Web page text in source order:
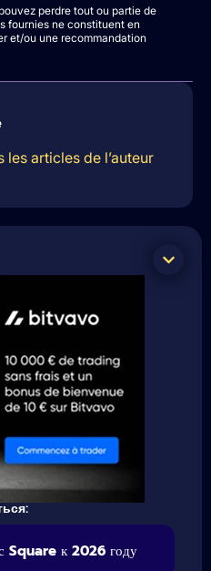
perdre tout ou partie de
fournies ne constituent en
et/ou une recommandation
les articles de l’auteur
Square к 2026 году